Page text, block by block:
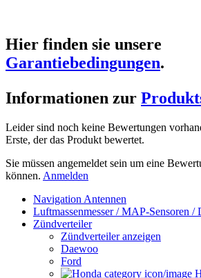
Hier finden sie unsere
Garantiebedingungen.
Informationen zur
Leider sind noch keine Bewertungen
Erste, der das Produkt bewertet.
Sie müssen angemeldet sein um eine
können. Anmelden
Navigation Antennen
Luftmassenmesser / MAP-Sensoren /
Zündverteiler
Zündverteiler anzeigen
Daewoo
Ford